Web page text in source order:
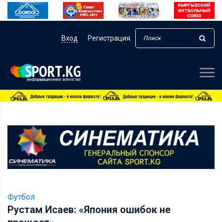
Вход Регистрация
Футбол
Рустам Исаев: «Япония ошибок не